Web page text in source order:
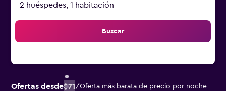
2 huéspedes, 1 habitación
Buscar
Ofertas desde$71/Oferta más barata de precio por noche